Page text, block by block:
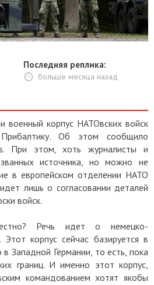
Последняя реплика:
больше месяца назад
военный корпус НАТОвских войск
Об этом сообщило
При этом, хоть журналисты и
источника, но можно не
в европейском отделении НАТО
лишь о согласовании деталей
войск.
Речь идет о немецко-
Этот корпус сейчас базируется в
Западной Германии, то есть, пока
границ. И именно этот корпус,
командованием хотят якобы